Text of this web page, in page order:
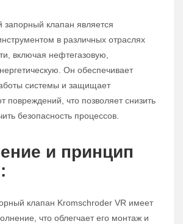
запорный клапан является
в различных отраслях
включая нефтегазовую,
Он обеспечивает
системы и защищает
повреждений, что позволяет снизить
безопасность процессов.
и принцип
клапан Kromschroder VR имеет
что облегчает его монтаж и